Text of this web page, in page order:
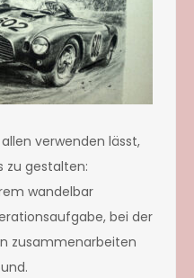
verwenden lässt,
zu gestalten:
wandelbar
bei der
zusammenarbeiten